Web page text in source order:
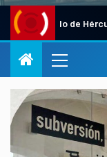
Gallo de Hércules